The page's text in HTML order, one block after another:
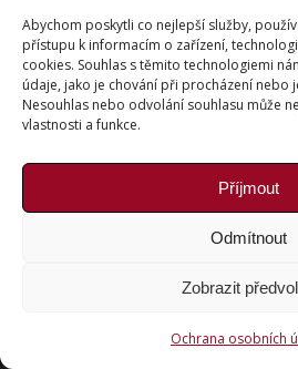
Abychom poskytli co nejlepší služby,
přístupu k informacím o zařízení,
cookies. Souhlas s těmito technologiemi
údaje, jako je chování při procházení nebo
Nesouhlas nebo odvolání souhlasu může
vlastnosti a funkce.
Příjmout
Odmítnout
Zobrazit
Ochrana osobních
Copyright © Weiron Dynamics,
stránekaSEO